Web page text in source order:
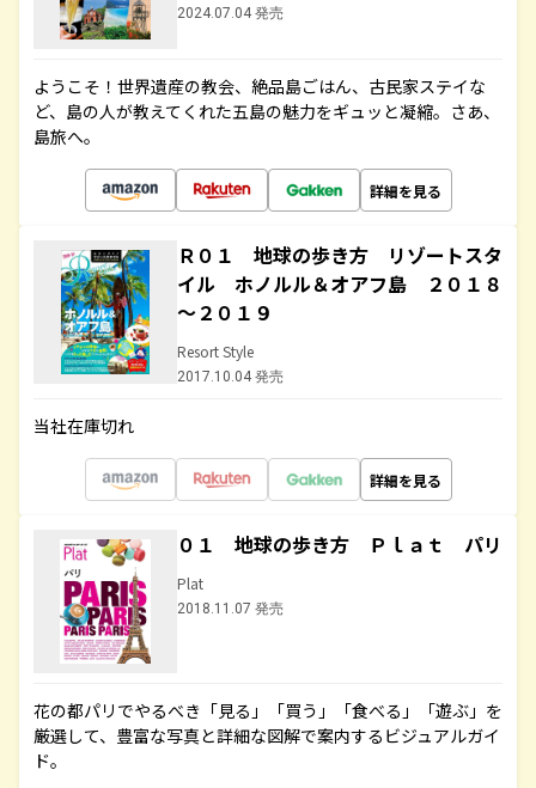
2024.07.04 発売
ようこそ！世界遺産の教会、絶品島ごはん、古民家ステイな
ど、島の人が教えてくれた五島の魅力をギュッと凝縮。さあ、
島旅へ。
詳細を見る
Ｒ０１ 地球の歩き方 リゾートスタ
イル ホノルル＆オアフ島 ２０１８
～２０１９
Resort Style
2017.10.04 発売
当社在庫切れ
詳細を見る
０１ 地球の歩き方 Ｐｌａｔ パリ
Plat
2018.11.07 発売
花の都パリでやるべき「見る」「買う」「食べる」「遊ぶ」を
厳選して、豊富な写真と詳細な図解で案内するビジュアルガイ
ド。